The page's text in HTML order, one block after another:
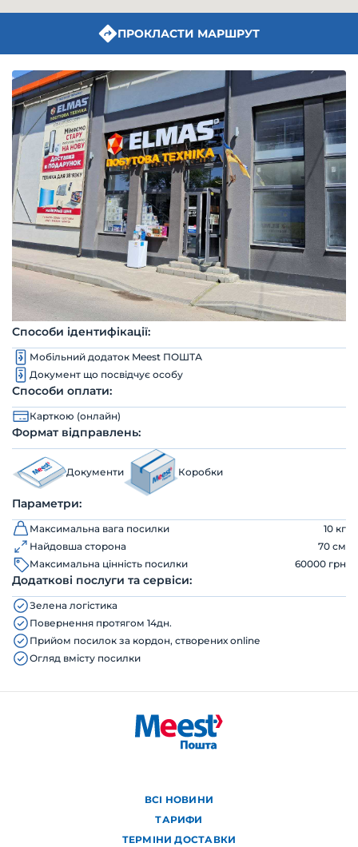
ПРОКЛАСТИ МАРШРУТ
Способи ідентифікації:
Мобільний додаток Meest ПОШТА
Документ що посвідчує особу
Способи оплати:
Карткою (онлайн)
Формат відправлень:
Документи Коробки
Параметри:
Максимальна вага посилки
10 кг
Найдовша сторона
70 см
Максимальна цінність посилки
60000 грн
Додаткові послуги та сервіси:
Зелена логістика
Повернення протягом 14дн.
Прийом посилок за кордон, створених online
Огляд вмісту посилки
ВСІ НОВИНИ
ТАРИФИ
ТЕРМІНИ ДОСТАВКИ